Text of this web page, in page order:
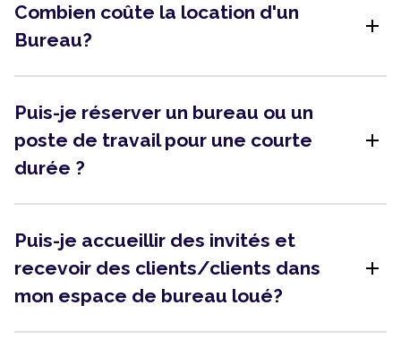
Combien coûte la location d'un
Bureau?
add
Puis-je réserver un bureau ou un
poste de travail pour une courte
durée ?
add
Puis-je accueillir des invités et
recevoir des clients/clients dans
mon espace de bureau loué?
add